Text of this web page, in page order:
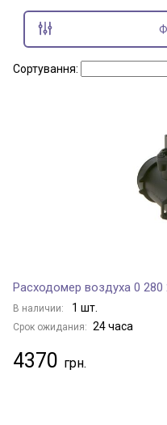
Hummer
Сортування:
Расходомер воздуха 0 280
В наличии: 1 шт.
Срок ожидания: 24 часа
4370